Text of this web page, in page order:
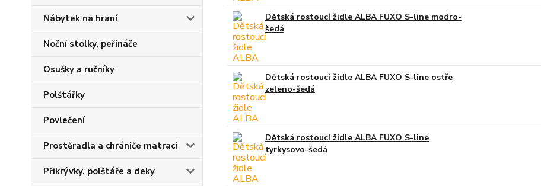
Nábytek na hraní
Noční stolky, peřináče
Osušky a ručníky
Polštářky
Povlečení
Prostěradla a chrániče matrací
Přikrývky, polštáře a deky
Dětská rostoucí židle ALBA FUXO S-line modro-
šedá
Dětská rostoucí židle ALBA FUXO S-line ostře
zeleno-šedá
Dětská rostoucí židle ALBA FUXO S-line
tyrkysovo-šedá